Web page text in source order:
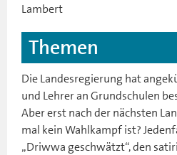
Lambert
Themen
Die Landesregierung hat
und Lehrer an Grundschulen
Aber erst nach der nächsten
mal kein Wahlkampf ist?
„Driwwa geschwätzt“, den